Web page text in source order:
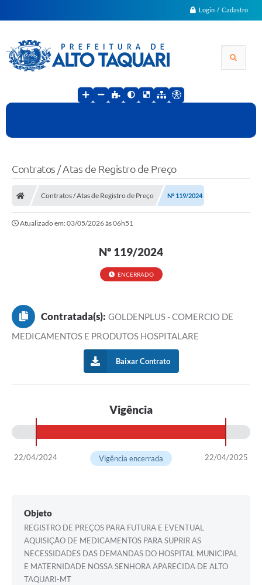
Login / Cadastro
Contratos / Atas de Registro de Preço
Contratos / Atas de Registro de Preço Nº 119/2024
Atualizado em: 03/05/2026 às 06h51
Nº 119/2024
ENCERRADO
Contratada(s): GOLDENPLUS - COMERCIO DE
MEDICAMENTOS E PRODUTOS HOSPITALARE
Baixar Contrato
Vigência
22/04/2024 22/04/2025
Vigência encerrada
Objeto
REGISTRO DE PREÇOS PARA FUTURA E EVENTUAL
AQUISIÇÃO DE MEDICAMENTOS PARA SUPRIR AS
NECESSIDADES DAS DEMANDAS DO HOSPITAL MUNICIPAL
E MATERNIDADE NOSSA SENHORA APARECIDA DE ALTO
TAQUARI-MT